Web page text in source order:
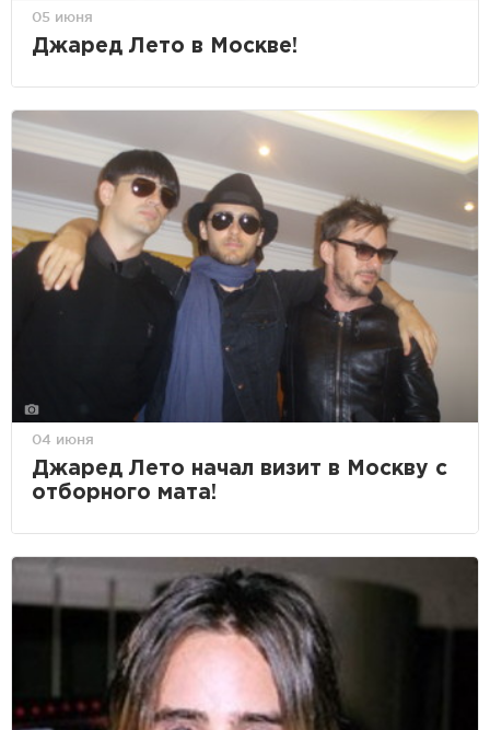
05 июня
Джаред Лето в Москве!
04 июня
Джаред Лето начал визит в Москву с
отборного мата!